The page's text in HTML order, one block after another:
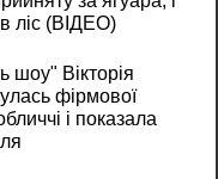
в ліс (ВІДЕО)
шоу" Вікторія
фірмової
і показала